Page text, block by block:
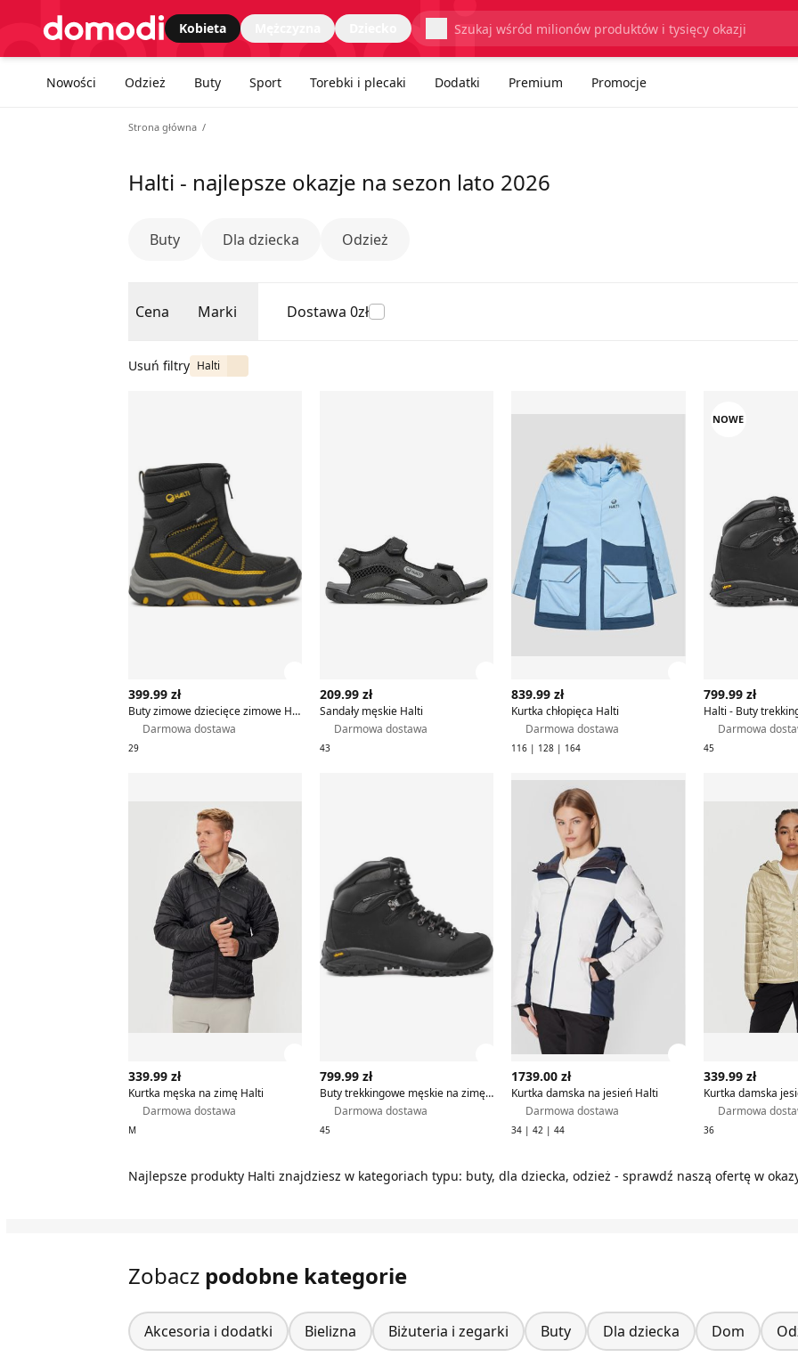
Nawgiacja kategorii
Strona główna Kobieta Wyszukaj
Nowości Odzież Buty Sport Torebki i plecaki Dodatki Premium Promocje
Strona główna
Halti - najlepsze okazje na sezon lato 2026
Buty Dla dziecka Odzież
Cena Marki Dostawa 0zł
Usuń filtry Halti
Cena Marki Dostawa 0zł
399.99 zł
Buty zimowe dziecięce zimowe Halti
Darmowa dostawa
29
209.99 zł
Sandały męskie Halti
Darmowa dostawa
43
839.99 zł
Kurtka chłopięca Halti
Darmowa dostawa
116 | 128 | 164
Halti - Buty
NOWE
799.99 zł
Darmowa
45
339.99 zł
Kurtka męska na zimę Halti
Darmowa dostawa
M
Buty trekkingowe męskie na zimę Halti
799.99 zł
Buty trekkingowe męskie na zimę Halti
Darmowa dostawa
45
Kurtka damska na jesień Halti
1739.00 zł
Kurtka damska na jesień Halti
Darmowa dostawa
34 | 42 | 44
339.99 zł
Kurtka damska
Darmowa
36
Najlepsze produkty Halti znajdziesz w kategoriach typu: buty, dla dziecka, odzież - sprawdź naszą ofertę w
Zobacz podobne kategorie
Akcesoria i dodatki Bielizna Biżuteria i zegarki Buty Dla dziecka Dom